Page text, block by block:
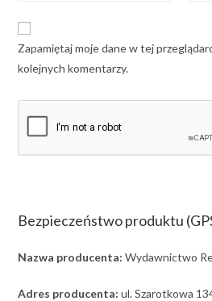
Zapamiętaj moje dane w tej
kolejnych komentarzy.
Bezpieczeństwo produktu
Nazwa producenta: Wydawnictwo
Adres producenta: ul. Szarotkowa